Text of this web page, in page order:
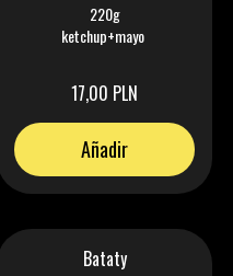
220g
ketchup+mayo
17,00 PLN
Añadir
Bataty